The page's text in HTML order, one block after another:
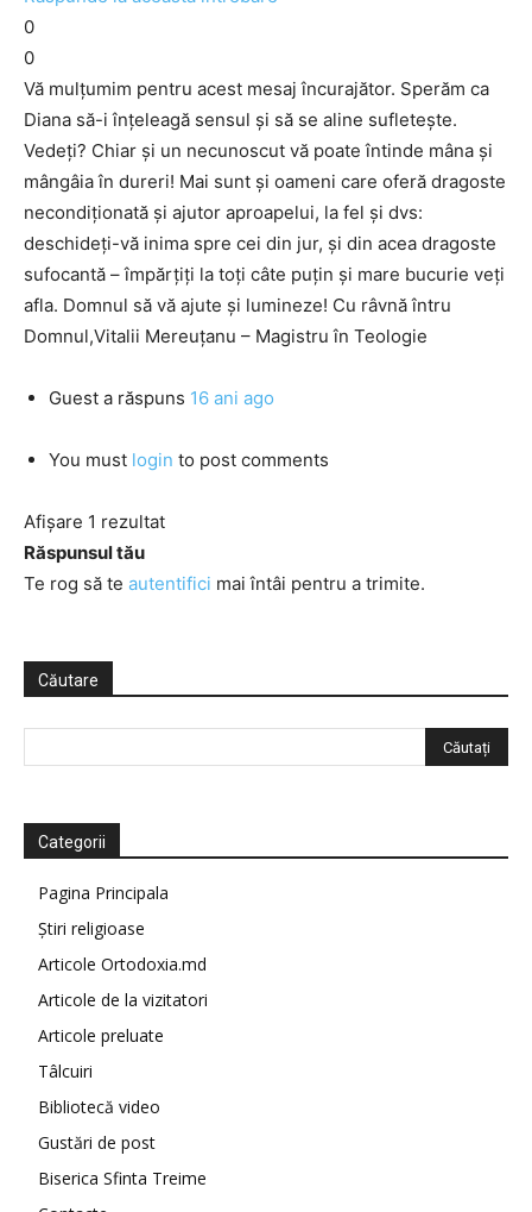
0
0
Vă mulţumim pentru acest mesaj încurajător. Sperăm ca
Diana să-i înţeleagă sensul şi să se aline sufleteşte.
Vedeţi? Chiar şi un necunoscut vă poate întinde mâna şi
mângâia în dureri! Mai sunt şi oameni care oferă dragoste
necondiţionată şi ajutor aproapelui, la fel şi dvs:
deschideţi-vă inima spre cei din jur, şi din acea dragoste
sufocantă – împărţiţi la toţi câte puţin şi mare bucurie veţi
afla. Domnul să vă ajute şi lumineze! Cu râvnă întru
Domnul,Vitalii Mereuţanu – Magistru în Teologie
Guest a răspuns 16 ani ago
You must login to post comments
Afișare 1 rezultat
Răspunsul tău
Te rog să te autentifici mai întâi pentru a trimite.
Căutare
Categorii
Pagina Principala
Știri religioase
Articole Ortodoxia.md
Articole de la vizitatori
Articole preluate
Tâlcuiri
Bibliotecă video
Gustări de post
Biserica Sfinta Treime